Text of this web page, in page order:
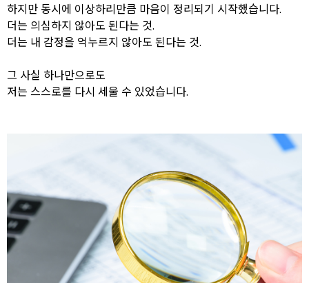
하지만 동시에 이상하리만큼 마음이 정리되기 시작했습니다.
더는 의심하지 않아도 된다는 것.
더는 내 감정을 억누르지 않아도 된다는 것.
그 사실 하나만으로도
저는 스스로를 다시 세울 수 있었습니다.